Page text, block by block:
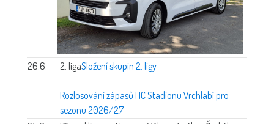
26.6. 2. ligaSložení skupin 2. ligy
Rozlosování zápasů HC Stadionu Vrchlabí pro
sezonu 2026/27